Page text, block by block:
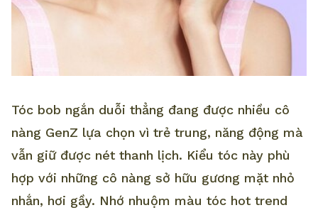
Tóc bob ngắn duỗi thẳng đang được nhiều cô
nàng GenZ lựa chọn vì trẻ trung, năng động mà
vẫn giữ được nét thanh lịch. Kiểu tóc này phù
hợp với những cô nàng sở hữu gương mặt nhỏ
nhắn, hơi gầy. Nhớ nhuộm màu tóc hot trend